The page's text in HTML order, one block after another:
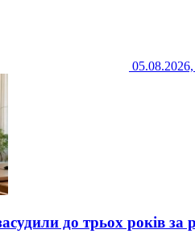
до трьох років за